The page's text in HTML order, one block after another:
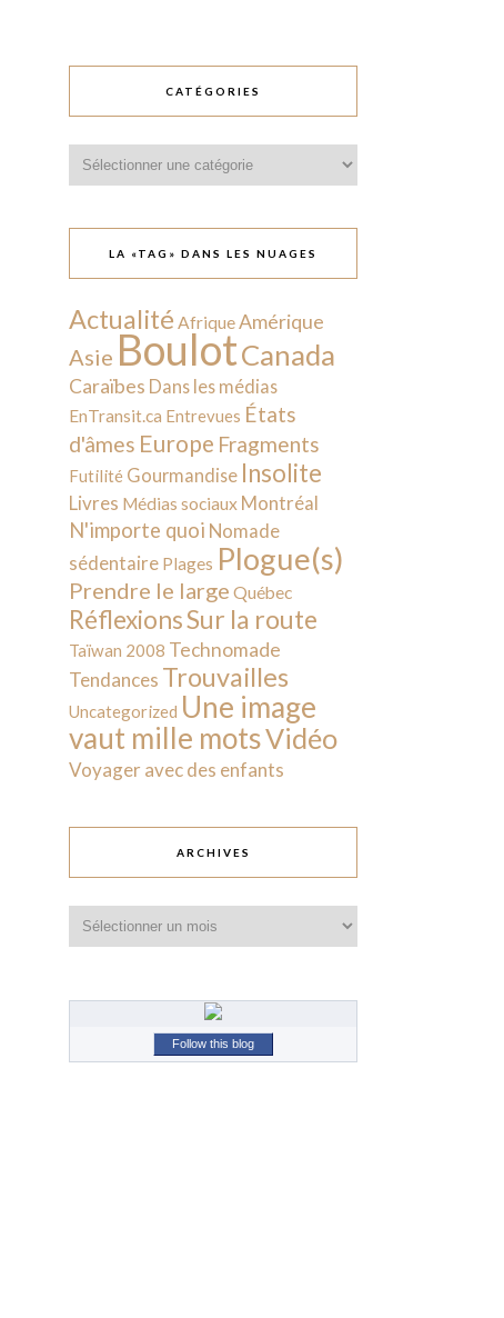
CATÉGORIES
LA «TAG» DANS LES NUAGES
Actualité AfriqueAmérique
Asie BoulotCanada
Caraïbes Dans les médias
EnTransit.ca Entrevues États
d'âmes Europe Fragments
Futilité Gourmandise Insolite
Livres Médias sociaux Montréal
N'importe quoi Nomade
sédentaire Plages Plogue(s)
Prendre le large Québec
RéflexionsSur la route
Taïwan 2008 Technomade
Tendances Trouvailles
Uncategorized Une image
vaut mille motsVidéo
Voyager avec des enfants
ARCHIVES
Follow this blog